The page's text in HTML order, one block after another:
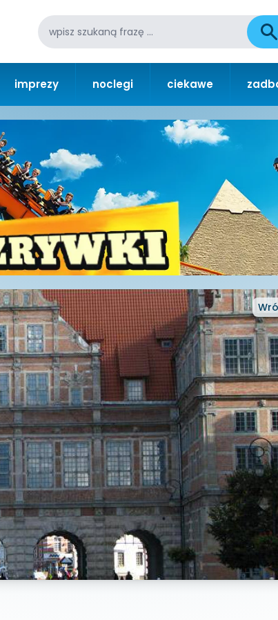
imprezy noclegi ciekawe